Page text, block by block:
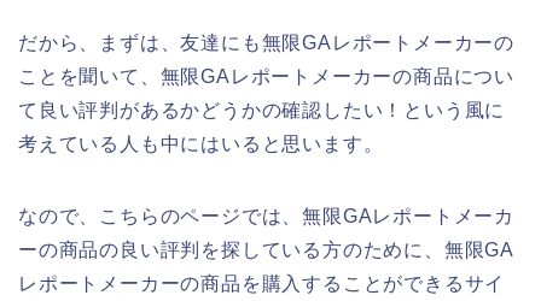
だから、まずは、友達にも無限GAレポートメーカーの
ことを聞いて、無限GAレポートメーカーの商品につい
て良い評判があるかどうかの確認したい！という風に
考えている人も中にはいると思います。
なので、こちらのページでは、無限GAレポートメーカ
ーの商品の良い評判を探している方のために、無限GA
レポートメーカーの商品を購入することができるサイ